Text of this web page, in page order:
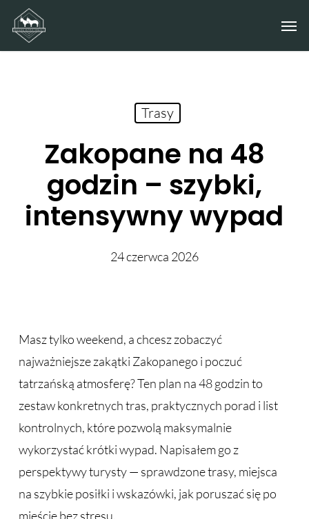
Skip
main
Trasy
Zakopane na 48
godzin – szybki,
intensywny wypad
24 czerwca 2026
Masz tylko weekend, a chcesz zobaczyć
najważniejsze zakątki Zakopanego i poczuć
tatrzańską atmosferę? Ten plan na 48 godzin to
zestaw konkretnych tras, praktycznych porad i list
kontrolnych, które pozwolą maksymalnie
wykorzystać krótki wypad. Napisałem go z
perspektywy turysty — sprawdzone trasy, miejsca
na szybkie posiłki i wskazówki, jak poruszać się po
mieście bez stresu.